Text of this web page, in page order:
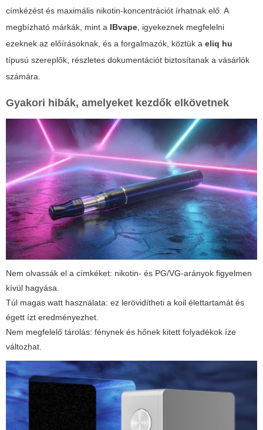
címkézést és maximális nikotin-koncentrációt írhatnak elő. A
megbízható márkák, mint a IBvape, igyekeznek megfelelni
ezeknek az előírásoknak, és a forgalmazók, köztük a eliq hu
típusú szereplők, részletes dokumentációt biztosítanak a vásárlók
számára.
Gyakori hibák, amelyeket kezdők elkövetnek
Nem olvassák el a címkéket: nikotin- és PG/VG-arányok figyelmen
kívül hagyása.
Túl magas watt használata: ez lerövidítheti a koil élettartamát és
égett ízt eredményezhet.
Nem megfelelő tárolás: fénynek és hőnek kitett folyadékok íze
változhat.